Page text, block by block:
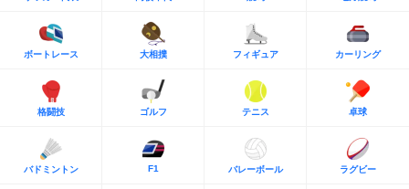
ボートレース 大相撲 フィギュア カーリング
格闘技 ゴルフ テニス 卓球
バドミントン F1 バレーボール ラグビー